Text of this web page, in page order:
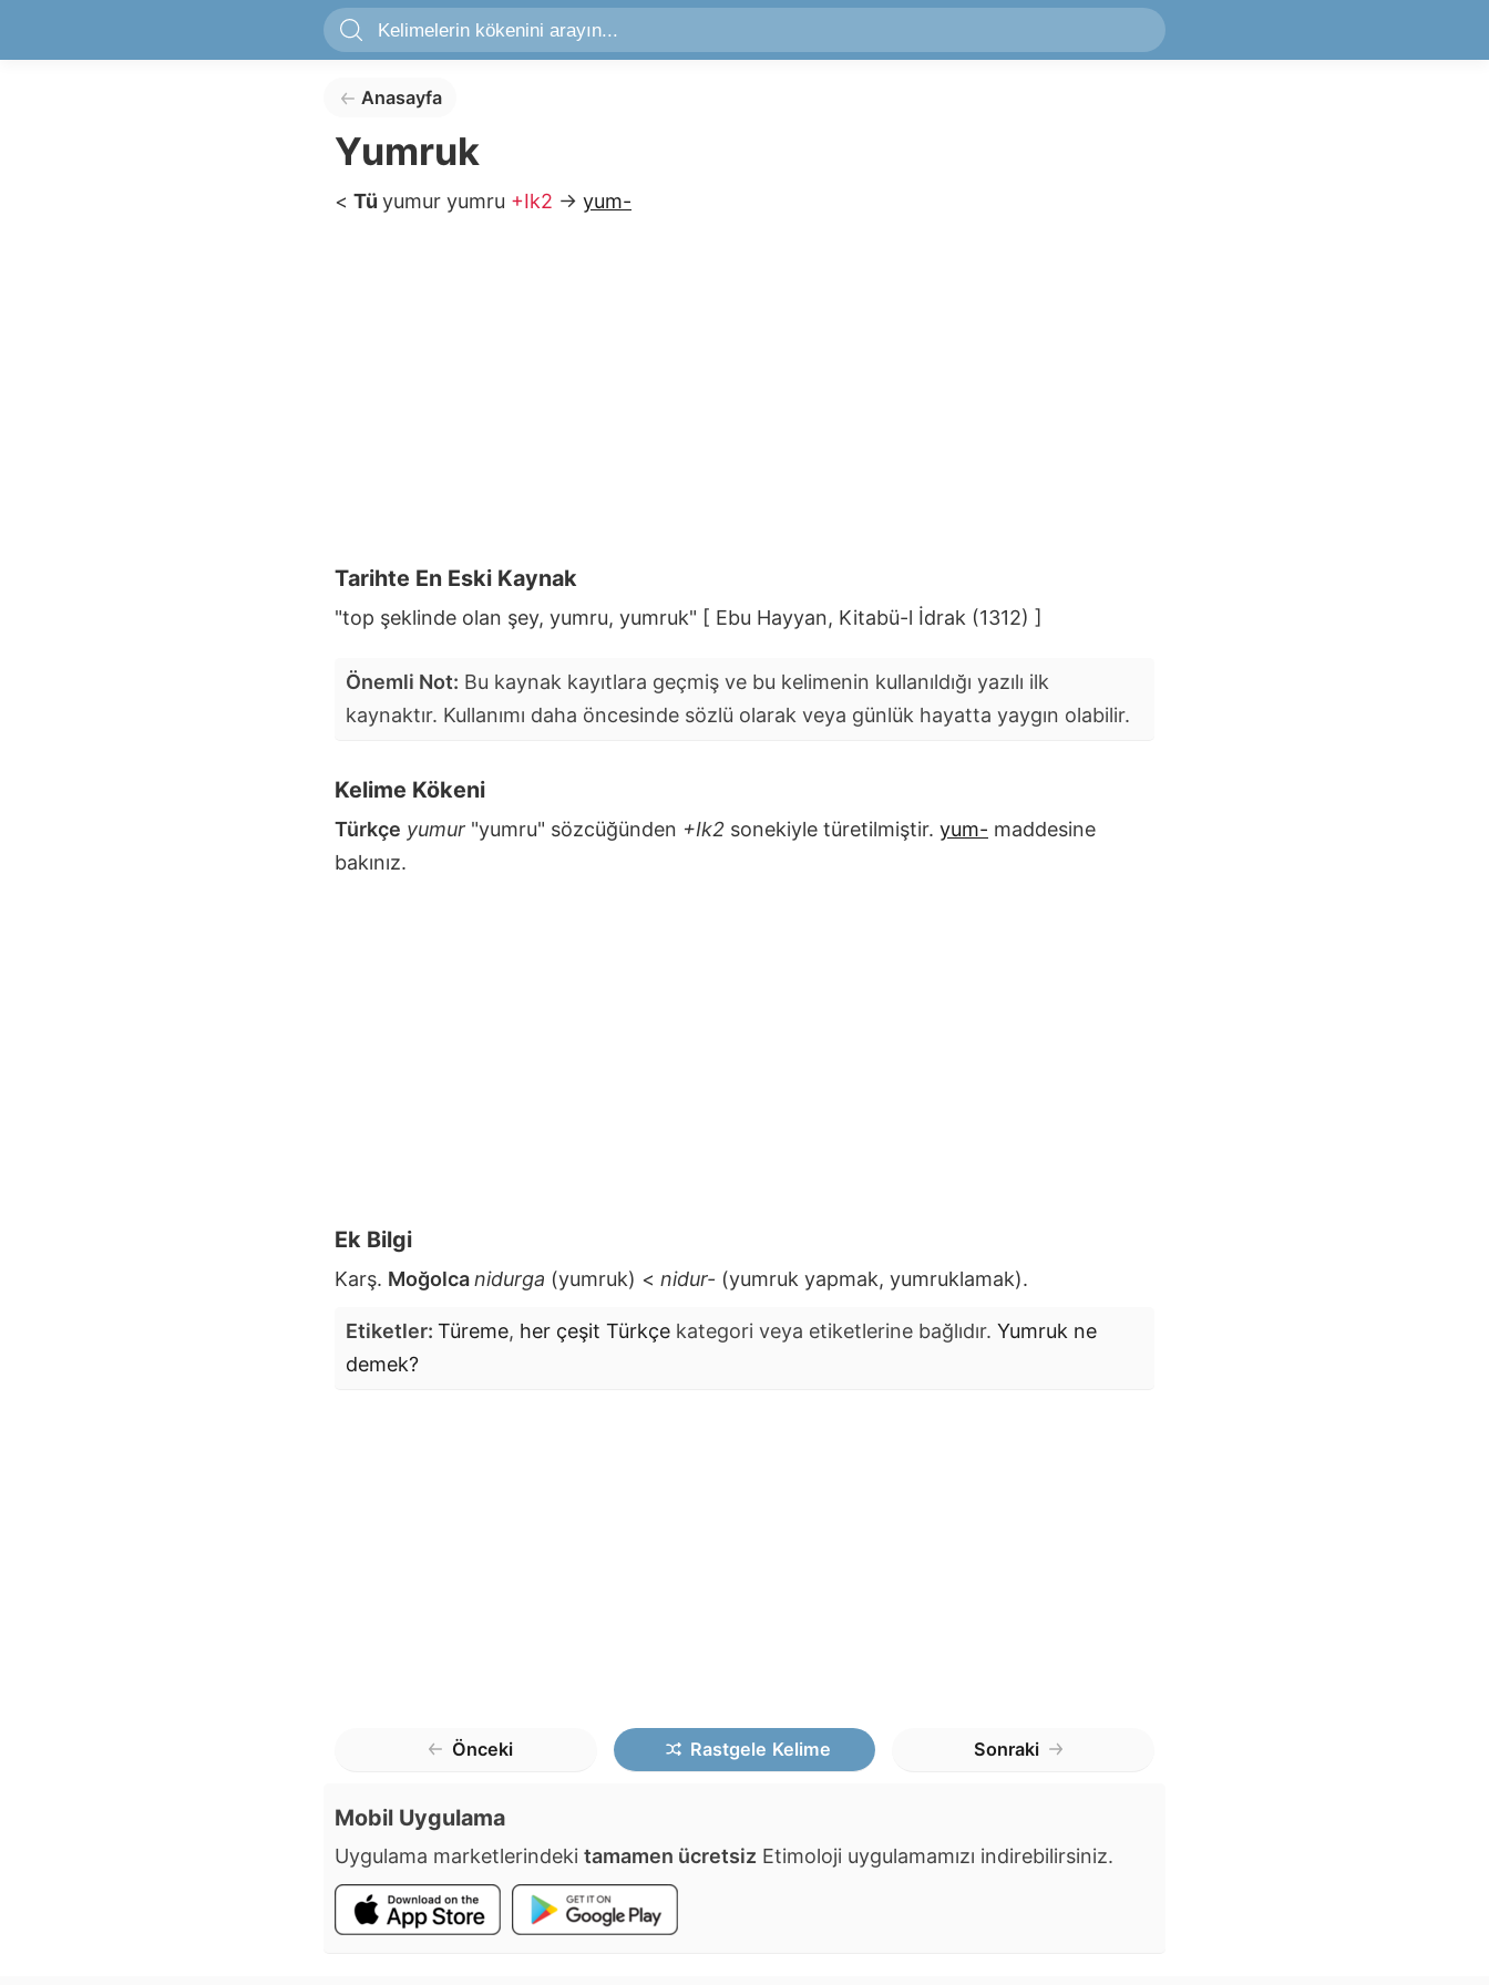
Anasayfa
Yumruk
< Tü yumur yumru +Ik2 → yum-
Tarihte En Eski Kaynak
"top şeklinde olan şey, yumru, yumruk" [ Ebu Hayyan, Kitabü-l İdrak (1312) ]
Önemli Not: Bu kaynak kayıtlara geçmiş ve bu kelimenin kullanıldığı yazılı ilk
kaynaktır. Kullanımı daha öncesinde sözlü olarak veya günlük hayatta yaygın olabilir.
Kelime Kökeni
Türkçe yumur "yumru" sözcüğünden +Ik2 sonekiyle türetilmiştir. yum- maddesine
bakınız.
Ek Bilgi
Karş. Moğolcanidurga (yumruk) < nidur- (yumruk yapmak, yumruklamak).
Etiketler: Türeme, her çeşit Türkçe kategori veya etiketlerine bağlıdır. Yumruk ne
demek?
Önceki Rastgele Kelime Sonraki
Mobil Uygulama
Uygulama marketlerindeki tamamen ücretsiz Etimoloji uygulamamızı indirebilirsiniz.